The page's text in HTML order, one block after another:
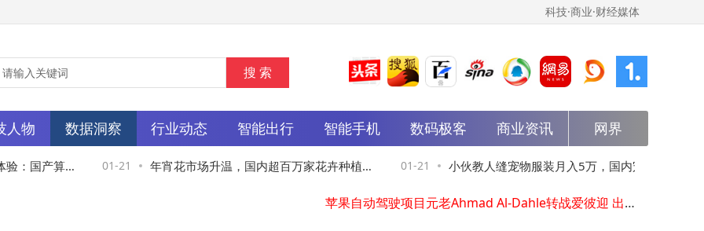
科技·商业·财经媒体
人物 数据洞察 行业动态 智能出行 智能手机 数码极客 商业资讯 网界
：国产算力 01-21 年宵花市场升温，国内超百万家花卉种植相 01-21 小伙教人缝宠物服装月入5万，国内宠物服装
相关企业趋近2000家
AI领域顶尖人才Ahmad Al-Dahle加盟爱彼迎，出任首席技术官开启新征程
马斯克开源
OpenAI为ChatGPT上线“年龄预测”功能：为未成年用户筑牢安全防护网
三星Galaxy S26系列生产策略揭晓：S26 Ultra供应优先 产量规划有调整